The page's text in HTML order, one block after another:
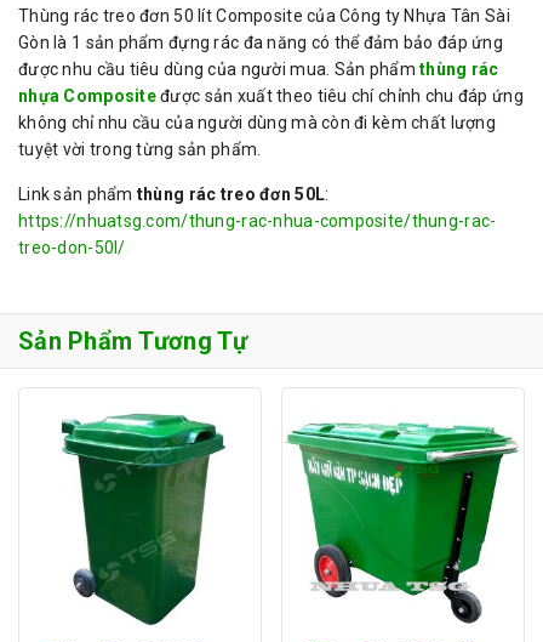
Thùng rác treo đơn 50 lít Composite của Công ty Nhựa Tân Sài
Gòn là 1 sản phẩm đựng rác đa năng có thể đảm bảo đáp ứng
được nhu cầu tiêu dùng của người mua. Sản phẩmthùng rác
nhựa Compositeđược sản xuất theo tiêu chí chỉnh chu đáp ứng
không chỉ nhu cầu của người dùng mà còn đi kèm chất lượng
tuyệt vời trong từng sản phẩm.
Link sản phẩm thùng rác treo đơn 50L:
https://nhuatsg.com/thung-rac-nhua-composite/thung-rac-
treo-don-50l/
Sản Phẩm Tương Tự